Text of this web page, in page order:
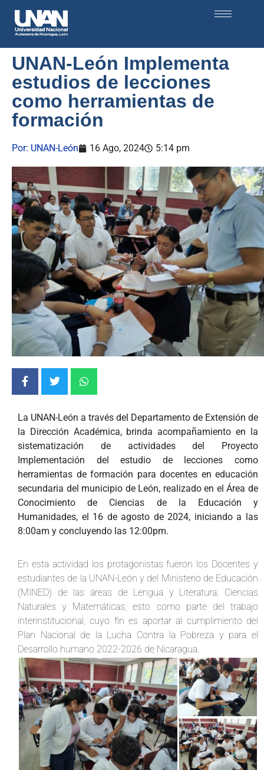
UNAN-León Implementa
estudios de lecciones
como herramientas de
formación
Por: UNAN-León 16 Ago, 2024 5:14 pm
La UNAN-León a través del Departamento de Extensión de
la Dirección Académica, brinda acompañamiento en la
sistematización de actividades del Proyecto
Implementación del estudio de lecciones como
herramientas de formación para docentes en educación
secundaria del municipio de León, realizado en el Área de
Conocimiento de Ciencias de la Educación y
Humanidades, el 16 de agosto de 2024, iniciando a las
8:00am y concluyendo las 12:00pm.
En esta actividad los protagonistas fueron los Docentes y
estudiantes de la UNAN-León y del Ministerio de Educación
(MINED) de las áreas de Lengua y Literatura, Ciencias
Naturales y Matemáticas; esto como parte del trabajo
interinstitucional, cuyo fin es aportar al cumplimiento del
Plan Nacional de la Lucha Contra la Pobreza y para el
Desarrollo humano 2022-2026 de Nicaragua.